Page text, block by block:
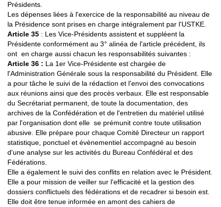
Présidents.
Les dépenses liées à l'exercice de la responsabilité au niveau de
la Présidence sont prises en charge intégralement par l'USTKE.
Article 35 : Les Vice-Présidents assistent et suppléent la
Présidente conformément au 3° alinéa de l'article précédent, ils
ont en charge aussi chacun les responsabilités suivantes :
Article 36 : La 1er Vice-Présidente est chargée de
l'Administration Générale sous la responsabilité du Président. Elle
a pour tâche le suivi de la rédaction et l'envoi des convocations
aux réunions ainsi que des procès verbaux. Elle est responsable
du Secrétariat permanent, de toute la documentation, des
archives de la Confédération et de l'entretien du matériel utilisé
par l'organisation dont elle se prémunit contre toute utilisation
abusive. Elle prépare pour chaque Comité Directeur un rapport
statistique, ponctuel et évènementiel accompagné au besoin
d'une analyse sur les activités du Bureau Confédéral et des
Fédérations.
Elle a également le suivi des conflits en relation avec le Président.
Elle a pour mission de veiller sur l'efficacité et la gestion des
dossiers conflictuels des fédérations et de recadrer si besoin est.
Elle doit être tenue informée en amont des cahiers de